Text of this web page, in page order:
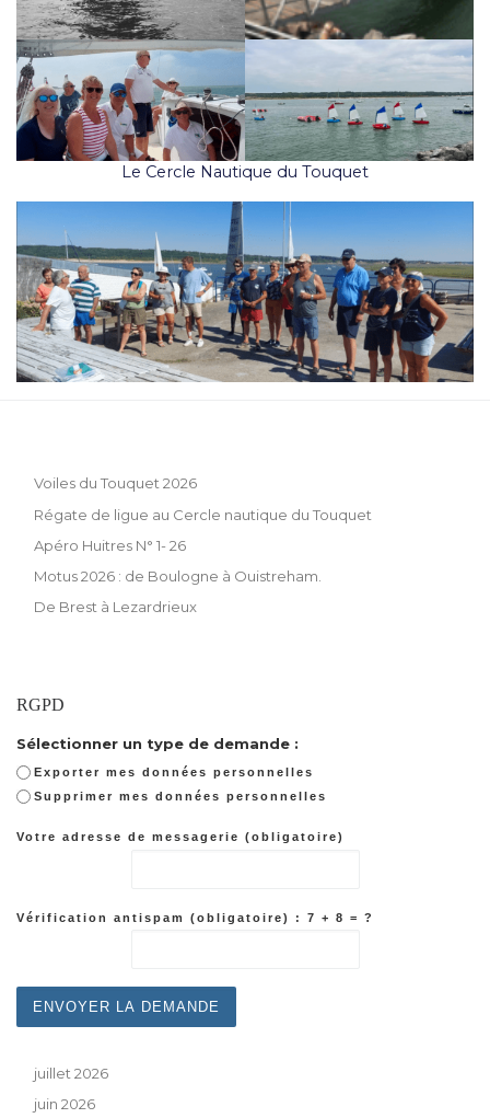
Le Cercle Nautique du Touquet
Voiles du Touquet 2026
Régate de ligue au Cercle nautique du Touquet
Apéro Huitres N° 1- 26
Motus 2026 : de Boulogne à Ouistreham.
De Brest à Lezardrieux
RGPD
Sélectionner un type de demande :
Exporter mes données personnelles
Supprimer mes données personnelles
Votre adresse de messagerie (obligatoire)
Vérification antispam (obligatoire) : 7 + 8 = ?
juillet 2026
juin 2026